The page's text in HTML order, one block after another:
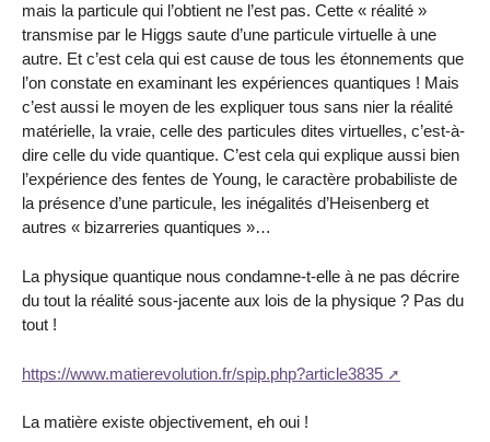
mais la particule qui l’obtient ne l’est pas. Cette « réalité »
transmise par le Higgs saute d’une particule virtuelle à une
autre. Et c’est cela qui est cause de tous les étonnements que
l’on constate en examinant les expériences quantiques ! Mais
c’est aussi le moyen de les expliquer tous sans nier la réalité
matérielle, la vraie, celle des particules dites virtuelles, c’est-à-
dire celle du vide quantique. C’est cela qui explique aussi bien
l’expérience des fentes de Young, le caractère probabiliste de
la présence d’une particule, les inégalités d’Heisenberg et
autres « bizarreries quantiques »…
La physique quantique nous condamne-t-elle à ne pas décrire
du tout la réalité sous-jacente aux lois de la physique ? Pas du
tout !
https://www.matierevolution.fr/spip.php?article3835
La matière existe objectivement, eh oui !